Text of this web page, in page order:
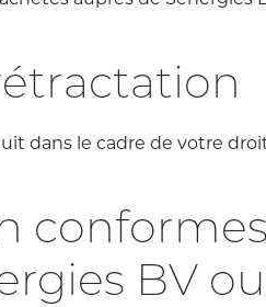
dans le cadre de votre
BV ou